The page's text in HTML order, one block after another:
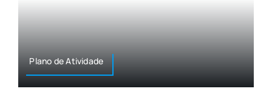
Plano de Atividade